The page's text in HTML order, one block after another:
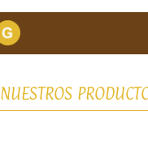
NUESTROS